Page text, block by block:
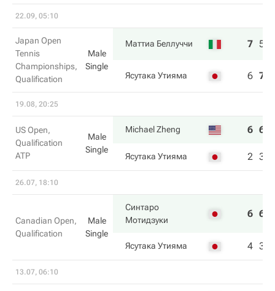
22.09, 05:10
Japan Open
Tennis
Championships,
Qualification
Male
Single
Маттиа Беллуччи 7 5
Ясутака Утияма 6 7
19.08, 20:25
US Open,
Qualification
ATP
Male
Single
Michael Zheng 6 6
Ясутака Утияма 2 3
26.07, 18:10
Canadian Open,
Qualification
Male
Single
Синтаро
Мотидзуки
6 6
Ясутака Утияма 4 3
13.07, 06:10